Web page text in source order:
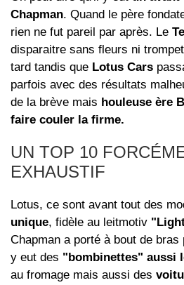
Chapman. Quand le père
rien ne fut pareil par après. Le
disparaitre sans fleurs ni
tard tandis que Lotus Cars
parfois avec des résultats
de la brève mais houleuse ère
faire couler la firme.
UN TOP 10
EXHAUSTIF
Lotus, ce sont avant tout des
unique, fidèle au leitmotiv
Chapman a porté à bout de
y eut des "bombinettes" aussi
au fromage mais aussi des